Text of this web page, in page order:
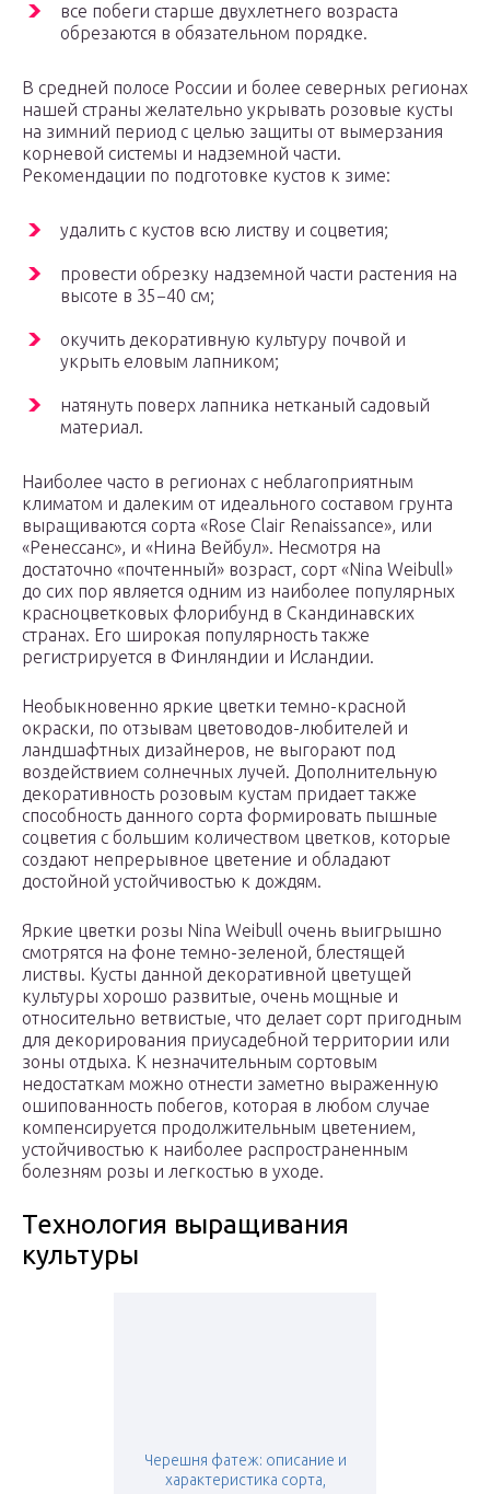
все побеги старше двухлетнего возраста
обрезаются в обязательном порядке.
В средней полосе России и более северных регионах
нашей страны желательно укрывать розовые кусты
на зимний период с целью защиты от вымерзания
корневой системы и надземной части.
Рекомендации по подготовке кустов к зиме:
удалить с кустов всю листву и соцветия;
провести обрезку надземной части растения на
высоте в 35−40 см;
окучить декоративную культуру почвой и
укрыть еловым лапником;
натянуть поверх лапника нетканый садовый
материал.
Наиболее часто в регионах с неблагоприятным
климатом и далеким от идеального составом грунта
выращиваются сорта «Rose Clair Renaissance», или
«Ренессанс», и «Нина Вейбул». Несмотря на
достаточно «почтенный» возраст, сорт «Nina Weibull»
до сих пор является одним из наиболее популярных
красноцветковых флорибунд в Скандинавских
странах. Его широкая популярность также
регистрируется в Финляндии и Исландии.
Необыкновенно яркие цветки темно-красной
окраски, по отзывам цветоводов-любителей и
ландшафтных дизайнеров, не выгорают под
воздействием солнечных лучей. Дополнительную
декоративность розовым кустам придает также
способность данного сорта формировать пышные
соцветия с большим количеством цветков, которые
создают непрерывное цветение и обладают
достойной устойчивостью к дождям.
Яркие цветки розы Nina Weibull очень выигрышно
смотрятся на фоне темно-зеленой, блестящей
листвы. Кусты данной декоративной цветущей
культуры хорошо развитые, очень мощные и
относительно ветвистые, что делает сорт пригодным
для декорирования приусадебной территории или
зоны отдыха. К незначительным сортовым
недостаткам можно отнести заметно выраженную
ошипованность побегов, которая в любом случае
компенсируется продолжительным цветением,
устойчивостью к наиболее распространенным
болезням розы и легкостью в уходе.
Технология выращивания
культуры
Черешня фатеж: описание и
характеристика сорта,